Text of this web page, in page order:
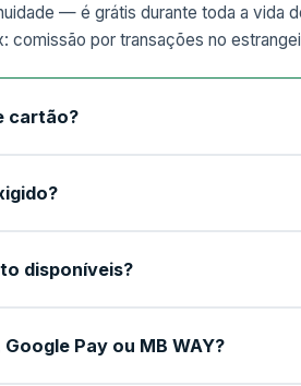
— é grátis durante toda a vida
por transações no
cartão?
disponíveis?
Pay ou MB WAY?